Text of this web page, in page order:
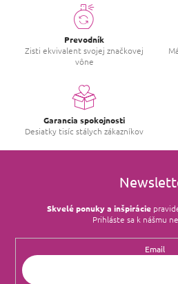
Prevodník
Zisti ekvivalent svojej značkovej
vône
Garancia spokojnosti
Desiatky tisíc stálych zákazníkov
Skvelé ponuky a inšpirácie
Prihláste sa k nášmu
Email